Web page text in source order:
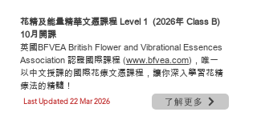
花精及能量精華文憑課程 Level 1 (2026年 Class B)
10月開課
​英國BFVEA British Flower and Vibrational Essences
Association 認證國際課程 (www.bfvea.com)，唯一
以中文授課的國際花療文憑課程，讓你深入學習花精
療法的精髓！
Last Updated 22 Mar 2026 了解更多